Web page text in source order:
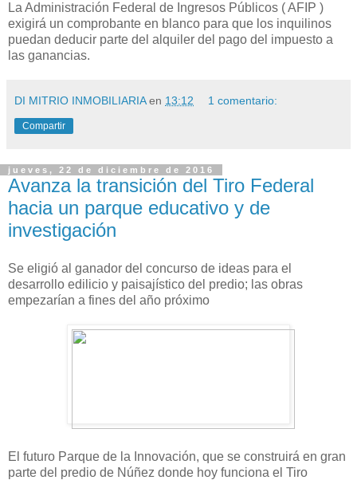
La Administración Federal de Ingresos Públicos ( AFIP )
exigirá un comprobante en blanco para que los inquilinos
puedan deducir parte del alquiler del pago del impuesto a
las ganancias.
DI MITRIO INMOBILIARIA en 13:12 1 comentario:
Compartir
jueves, 22 de diciembre de 2016
Avanza la transición del Tiro Federal
hacia un parque educativo y de
investigación
Se eligió al ganador del concurso de ideas para el
desarrollo edilicio y paisajístico del predio; las obras
empezarían a fines del año próximo
El futuro Parque de la Innovación, que se construirá en gran
parte del predio de Núñez donde hoy funciona el Tiro